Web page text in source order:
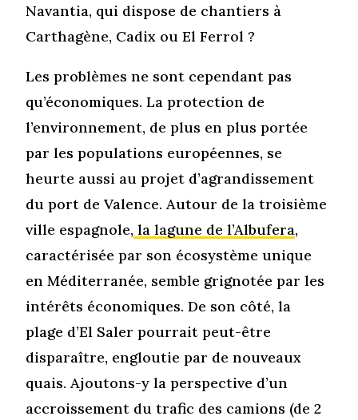
Navantia, qui dispose de chantiers à
Carthagène, Cadix ou El Ferrol ?
Les problèmes ne sont cependant pas
qu’économiques. La protection de
l’environnement, de plus en plus portée
par les populations européennes, se
heurte aussi au projet d’agrandissement
du port de Valence. Autour de la troisième
ville espagnole, la lagune de l’Albufera,
caractérisée par son écosystème unique
en Méditerranée, semble grignotée par les
intérêts économiques. De son côté, la
plage d’El Saler pourrait peut-être
disparaître, engloutie par de nouveaux
quais. Ajoutons-y la perspective d’un
accroissement du trafic des camions (de 2